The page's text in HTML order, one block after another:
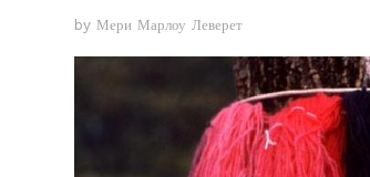
by Мери Марлоу Леверет